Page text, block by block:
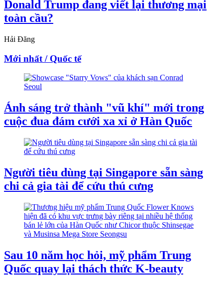
Donald Trump đang viết lại thương mại
toàn cầu?
Hải Đăng
Mới nhất / Quốc tế
Ánh sáng trở thành "vũ khí" mới trong
cuộc đua đám cưới xa xỉ ở Hàn Quốc
Người tiêu dùng tại Singapore sẵn sàng
chi cả gia tài để cứu thú cưng
Sau 10 năm học hỏi, mỹ phẩm Trung
Quốc quay lại thách thức K-beauty